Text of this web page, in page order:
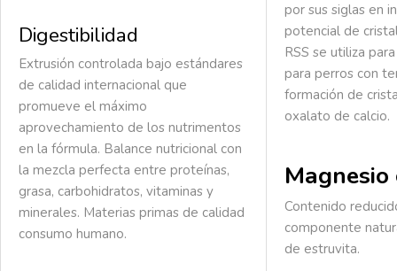
Digestibilidad
Extrusión controlada bajo estándares
de calidad internacional que
promueve el máximo
aprovechamiento de los nutrimentos
en la fórmula. Balance nutricional con
la mezcla perfecta entre proteínas,
grasa, carbohidratos, vitaminas y
minerales. Materias primas de calidad
consumo humano.
por sus siglas en
potencial de
RSS se utiliza
para perros con
formación de
oxalato de calcio.
Contenido
componente
de estruvita.